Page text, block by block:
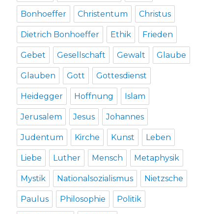
Bonhoeffer Christentum Christus
Dietrich Bonhoeffer Ethik Frieden
Gebet Gesellschaft Gewalt Glaube
Glauben Gott Gottesdienst
Heidegger Hoffnung Islam
Jerusalem Jesus Johannes
Judentum Kirche Kunst Leben
Liebe Luther Mensch Metaphysik
Mystik Nationalsozialismus Nietzsche
Paulus Philosophie Politik